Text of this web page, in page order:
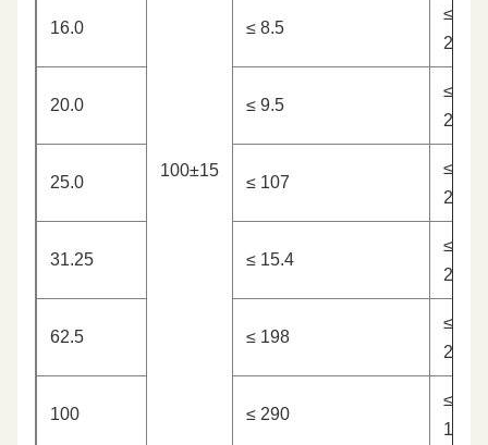
100±15
16.0 ≤ 8.5
≤
250
20.0 ≤ 9.5
≤
24.3
25.0 ≤ 107
≤
23.6
31.25 ≤ 15.4
≤
21.5
62.5 ≤ 198
≤
20.1
100 ≤ 290
≤
18.0